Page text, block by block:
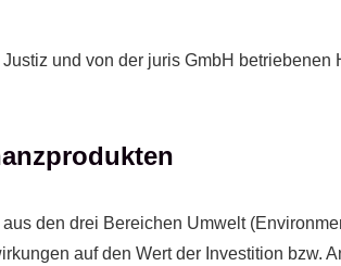
und von der juris GmbH betriebenen
den drei Bereichen Umwelt
auf den Wert der Investition bzw.